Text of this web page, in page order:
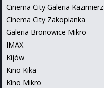
Cinema City Galeria Kazimierz
Cinema City Zakopianka
Galeria Bronowice Mikro
IMAX
Kijów
Kino Kika
Kino Mikro